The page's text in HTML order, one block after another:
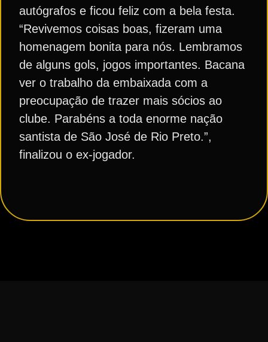
autógrafos e ficou feliz com a bela festa.
“Revivemos coisas boas, fizeram uma
homenagem bonita para nós. Lembramos
de alguns gols, jogos importantes. Bacana
ver o trabalho da embaixada com a
preocupação de trazer mais sócios ao
clube. Parabéns a toda enorme nação
santista de São José de Rio Preto.”,
finalizou o ex-jogador.